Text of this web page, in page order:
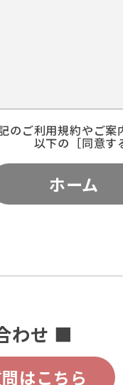
のご利用規約やご
以下の［同意す
ホーム
わせ ■
はこちら